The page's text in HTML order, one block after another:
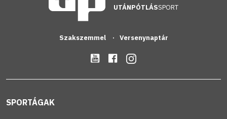
UTÁNPÓTLÁSSPORT
Szakszemmel Versenynaptár
SPORTÁGAK